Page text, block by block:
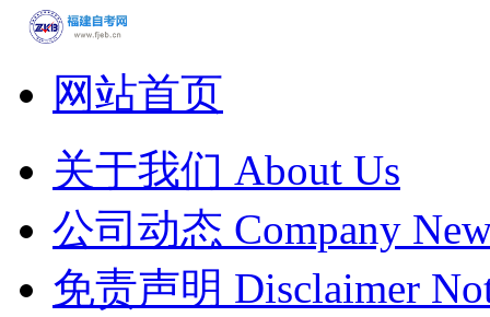
网站首页
关于我们 About Us
公司动态 Company
免责声明 Disclaimer